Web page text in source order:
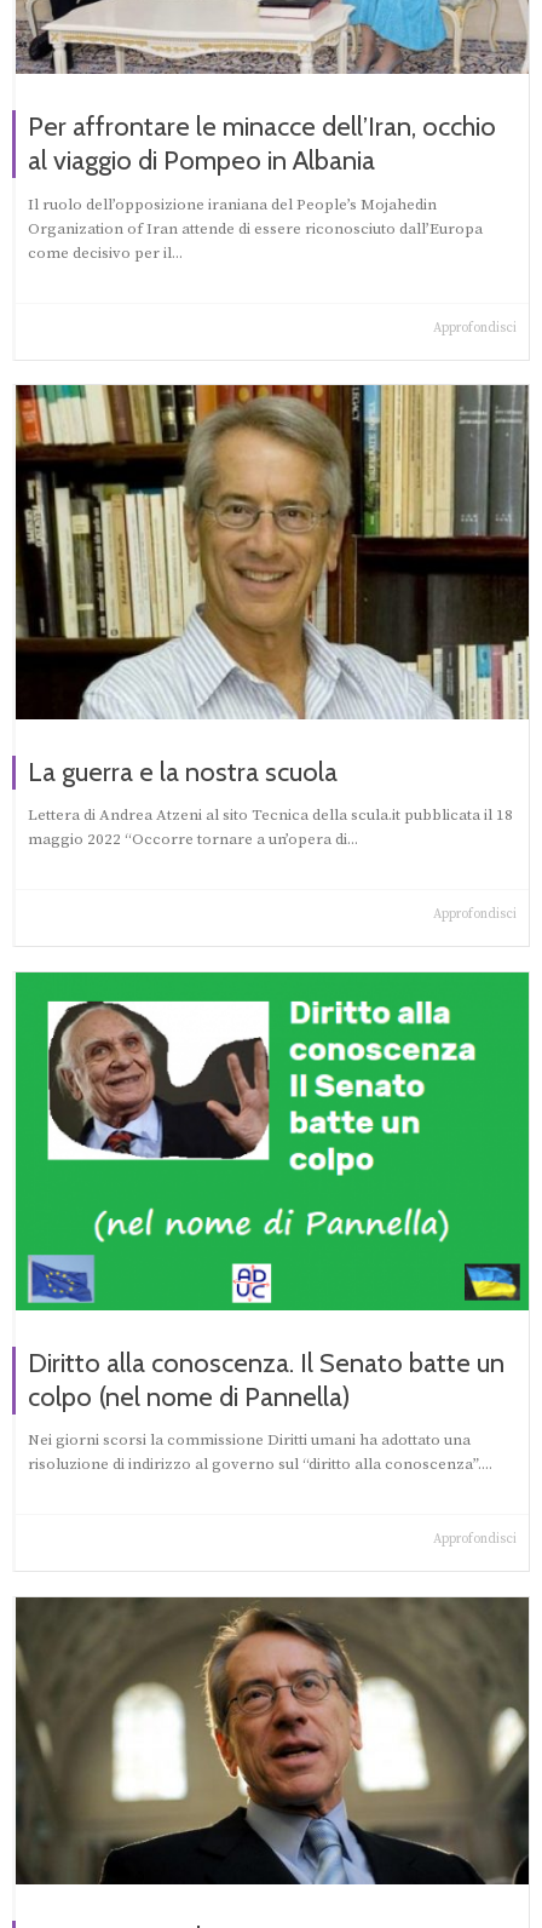
Per affrontare le minacce dell’Iran, occhio
al viaggio di Pompeo in Albania
Il ruolo dell’opposizione iraniana del People’s Mojahedin
Organization of Iran attende di essere riconosciuto dall’Europa
come decisivo per il...
Approfondisci
La guerra e la nostra scuola
Lettera di Andrea Atzeni al sito Tecnica della scula.it pubblicata il 18
maggio 2022 “Occorre tornare a un’opera di...
Approfondisci
Diritto alla conoscenza. Il Senato batte un
colpo (nel nome di Pannella)
Nei giorni scorsi la commissione Diritti umani ha adottato una
risoluzione di indirizzo al governo sul “diritto alla conoscenza”....
Approfondisci